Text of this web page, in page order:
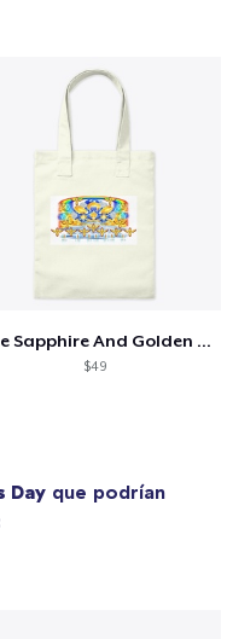
The Sapphire And Golden Throne
$49
Dayque podrían